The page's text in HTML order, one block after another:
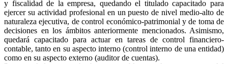
y fiscalidad de la empresa, quedando el titulado capacitado para
ejercer su actividad profesional en un puesto de nivel medio-alto de
naturaleza ejecutiva, de control económico-patrimonial y de toma de
decisiones en los ámbitos anteriormente mencionados. Asimismo,
quedará capacitado para actuar en tareas de control financiero-
contable, tanto en su aspecto interno (control interno de una entidad)
como en su aspecto externo (auditor de cuentas).